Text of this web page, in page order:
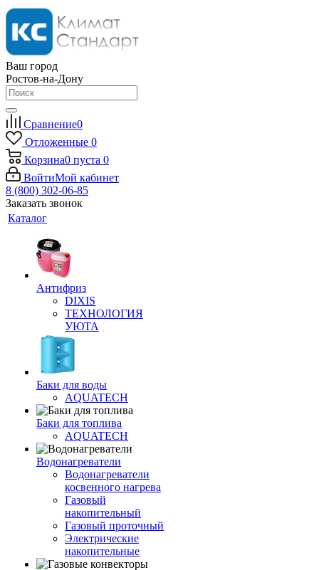
Ваш город
Ростов-на-Дону
Сравнение0
Отложенные 0
Корзина0 пуста 0
ВойтиМой кабинет
8 (800) 302-06-85
Заказать звонок
Каталог
Антифриз
DIXIS
ТЕХНОЛОГИЯ
УЮТА
Баки для воды
AQUATECH
Баки для топлива
AQUATECH
Водонагреватели
Водонагреватели
косвенного нагрева
Газовый
накопительный
Газовый проточный
Электрические
накопительные